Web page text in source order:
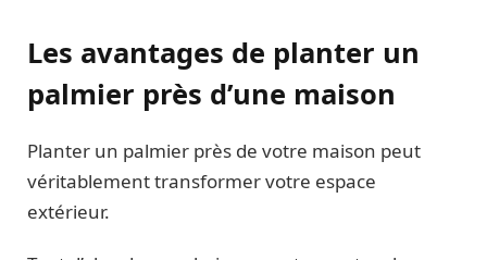
Les avantages de planter un
palmier près d’une maison
Planter un palmier près de votre maison peut
véritablement transformer votre espace
extérieur.